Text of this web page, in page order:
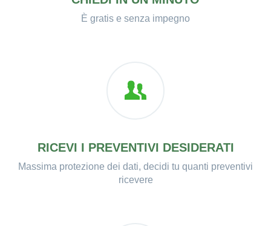
È gratis e senza impegno
RICEVI I PREVENTIVI DESIDERATI
Massima protezione dei dati, decidi tu quanti preventivi
ricevere